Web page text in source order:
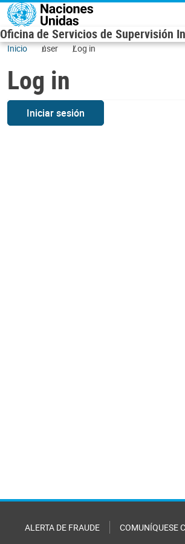
Skip to main content
Oficina de Servicios de Supervisión
Inicio user Log in
Log in
Iniciar sesión
ALERTA DE FRAUDE COMUNÍQUESE